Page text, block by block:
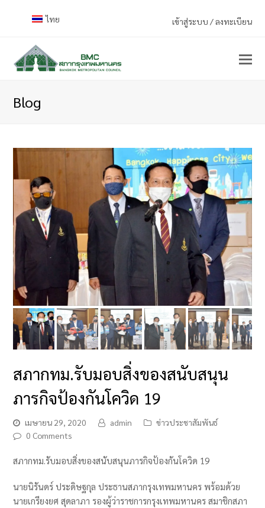
ไทย เข้าสู่ระบบ / ลงทะเบียน
Blog
สภากทม.รับมอบสิ่งของสนับสนุน
ภารกิจป้องกันโควิด 19
เมษายน 29, 2020 admin
ข่าวประชาสัมพันธ์
0 Comments
สภากทม.รับมอบสิ่งของสนับสนุนภารกิจป้องกันโควิด 19
นายนิรันดร์ ประดิษฐกุล ประธานสภากรุงเทพมหานคร พร้อมด้วย
นายเกรียงยศ สุดลาภา รองผู้ว่าราชการกรุงเทพมหานคร สมาชิกสภา